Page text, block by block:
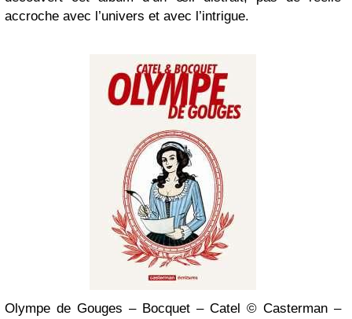
accroche avec l’univers et avec l’intrigue.
Olympe de Gouges – Bocquet – Catel © Casterman –